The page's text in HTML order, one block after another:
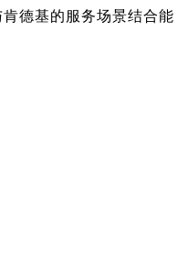
德基的服务场景结合能